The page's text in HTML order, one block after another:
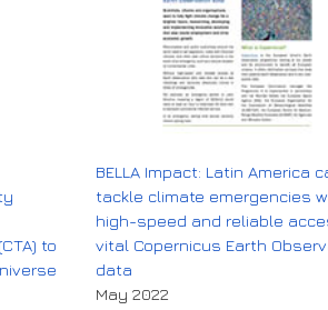
to
BELLA Impact: Latin America
tackle climate emergencies
high-speed and reliable
vital Copernicus Earth
data
May 2022